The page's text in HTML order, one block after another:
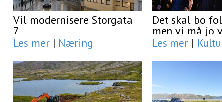
Vil modernisere Storgata
7
Les mer | Næring
Det skal bo
men vi må jo
Les mer |